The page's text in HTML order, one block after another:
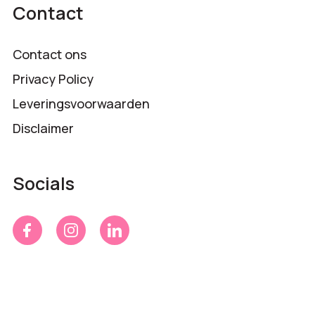
Contact
Contact ons
Privacy Policy
Leveringsvoorwaarden
Disclaimer
Socials